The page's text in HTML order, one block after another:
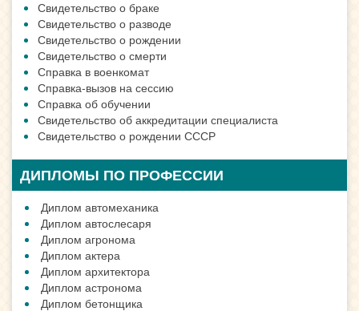
Свидетельство о браке
Свидетельство о разводе
Свидетельство о рождении
Свидетельство о смерти
Справка в военкомат
Справка-вызов на сессию
Справка об обучении
Свидетельство об аккредитации специалиста
Свидетельство о рождении СССР
ДИПЛОМЫ ПО ПРОФЕССИИ
Диплом автомеханика
Диплом автослесаря
Диплом агронома
Диплом актера
Диплом архитектора
Диплом астронома
Диплом бетонщика